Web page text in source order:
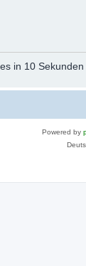
in 10 Sekunden
Powered by